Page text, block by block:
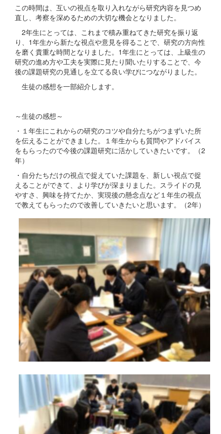
この時間は、互いの視点を取り入れながら研究内容を見つめ
直し、考察を深めるための大切な機会となりました。
2年生にとっては、これまで積み重ねてきた研究を振り返
り、1年生から新たな視点や意見を得ることで、研究の方向性
を磨く貴重な時間となりました。1年生にとっては、上級生の
研究の進め方や工夫を実際に見たり聞いたりすることで、今
後の課題研究の見通しを立てる良い学びにつながりました。
生徒の感想を一部紹介します。
～生徒の感想～
・１年生にこれからの研究のコツや自分たちがつまずいた所
を伝えることができました。１年生からも質問やアドバイス
をもらったので今後の課題研究に活かしていきたいです。（2
年）
・自分たちだけの視点で捉えていた課題を、新しい視点で捉
えることができて、より学びが深まりました。スライドの見
やすさ、興味を持てたか、実現後の懸念点など１年生の視点
で教えてもらったので改善していきたいと思います。（2年）